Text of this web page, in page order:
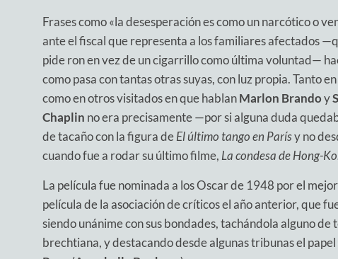
Frases como «la desesperación es como un narcótico o
ante el fiscal que representa a los familiares afectados
pide ron en vez de un cigarrillo como última voluntad—
como pasa con tantas otras suyas, con luz propia. Tanto
como en otros visitados en que hablanMarlon Brandoy
Chaplin no era precisamente —por si alguna duda
de tacaño con la figura deEl último tango en Parísy no
cuando fue a rodar su último filme, La condesa de Hong-
La película fue nominada a los Oscar de 1948 por el
película de la asociación de críticos el año anterior, que
siendo unánime con sus bondades, tachándola alguno
brechtiana, y destacando desde algunas tribunas el